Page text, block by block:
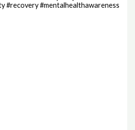
#recovery #mentalhealthawareness